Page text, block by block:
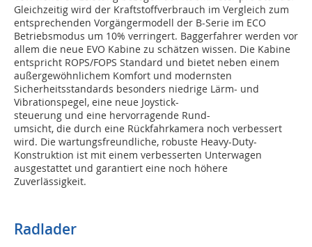
Gleichzeitig wird der Kraftstoffverbrauch im Vergleich zum
entsprechenden Vorgängermodell der B-Serie im ECO
Betriebsmodus um 10% verringert. Baggerfahrer werden vor
allem die neue EVO Kabine zu schätzen wissen. Die Kabine
entspricht ROPS/FOPS Standard und bietet neben einem
außergewöhnlichem Komfort und modernsten
Sicherheitsstandards besonders niedrige Lärm- und
Vibrationspegel, eine neue Joystick-
steuerung und eine hervorragende Rund-
umsicht, die durch eine Rückfahrkamera noch verbessert
wird. Die wartungsfreundliche, robuste Heavy-Duty-
Konstruktion ist mit einem verbesserten Unterwagen
ausgestattet und garantiert eine noch höhere
Zuverlässigkeit.
Radlader